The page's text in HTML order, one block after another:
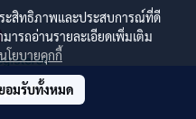
ตะกร้า
kyipaint.in.th
ระสิทธิภาพและประสบการณ์ที่ดี
ารถอ่านรายละเอียดเพิ่มเติม
นโยบายคุกกี้
อมรับทั้งหมด